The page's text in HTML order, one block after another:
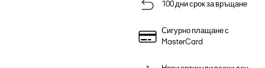
100 дни срок за връщане
Сигурно плащане с
MasterCard